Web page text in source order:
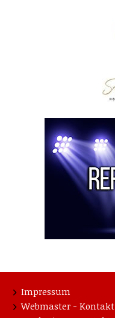
Impressum
Webmaster - Kontakt